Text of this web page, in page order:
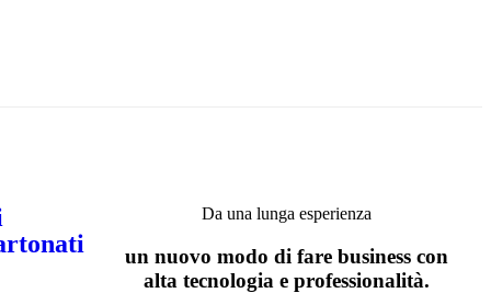
Da una lunga esperienza
un nuovo modo di fare business con
alta tecnologia e professionalità.